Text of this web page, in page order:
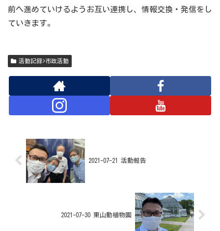
前へ進めていけるようお互い連携し、情報交換・発信をし
ていきます。
活動記録>市政活動
2021-07-21 活動報告
2021-07-30 東山動植物園